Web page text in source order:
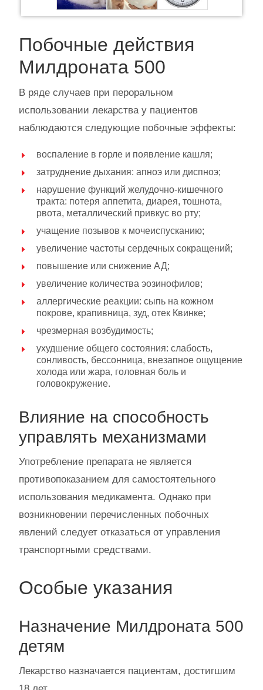
Побочные действия
Милдроната 500
В ряде случаев при пероральном
использовании лекарства у пациентов
наблюдаются следующие побочные эффекты:
воспаление в горле и появление кашля;
затруднение дыхания: апноэ или диспноэ;
нарушение функций желудочно-кишечного
тракта: потеря аппетита, диарея, тошнота,
рвота, металлический привкус во рту;
учащение позывов к мочеиспусканию;
увеличение частоты сердечных сокращений;
повышение или снижение АД;
увеличение количества эозинофилов;
аллергические реакции: сыпь на кожном
покрове, крапивница, зуд, отек Квинке;
чрезмерная возбудимость;
ухудшение общего состояния: слабость,
сонливость, бессонница, внезапное ощущение
холода или жара, головная боль и
головокружение.
Влияние на способность
управлять механизмами
Употребление препарата не является
противопоказанием для самостоятельного
использования медикамента. Однако при
возникновении перечисленных побочных
явлений следует отказаться от управления
транспортными средствами.
Особые указания
Назначение Милдроната 500
детям
Лекарство назначается пациентам, достигшим